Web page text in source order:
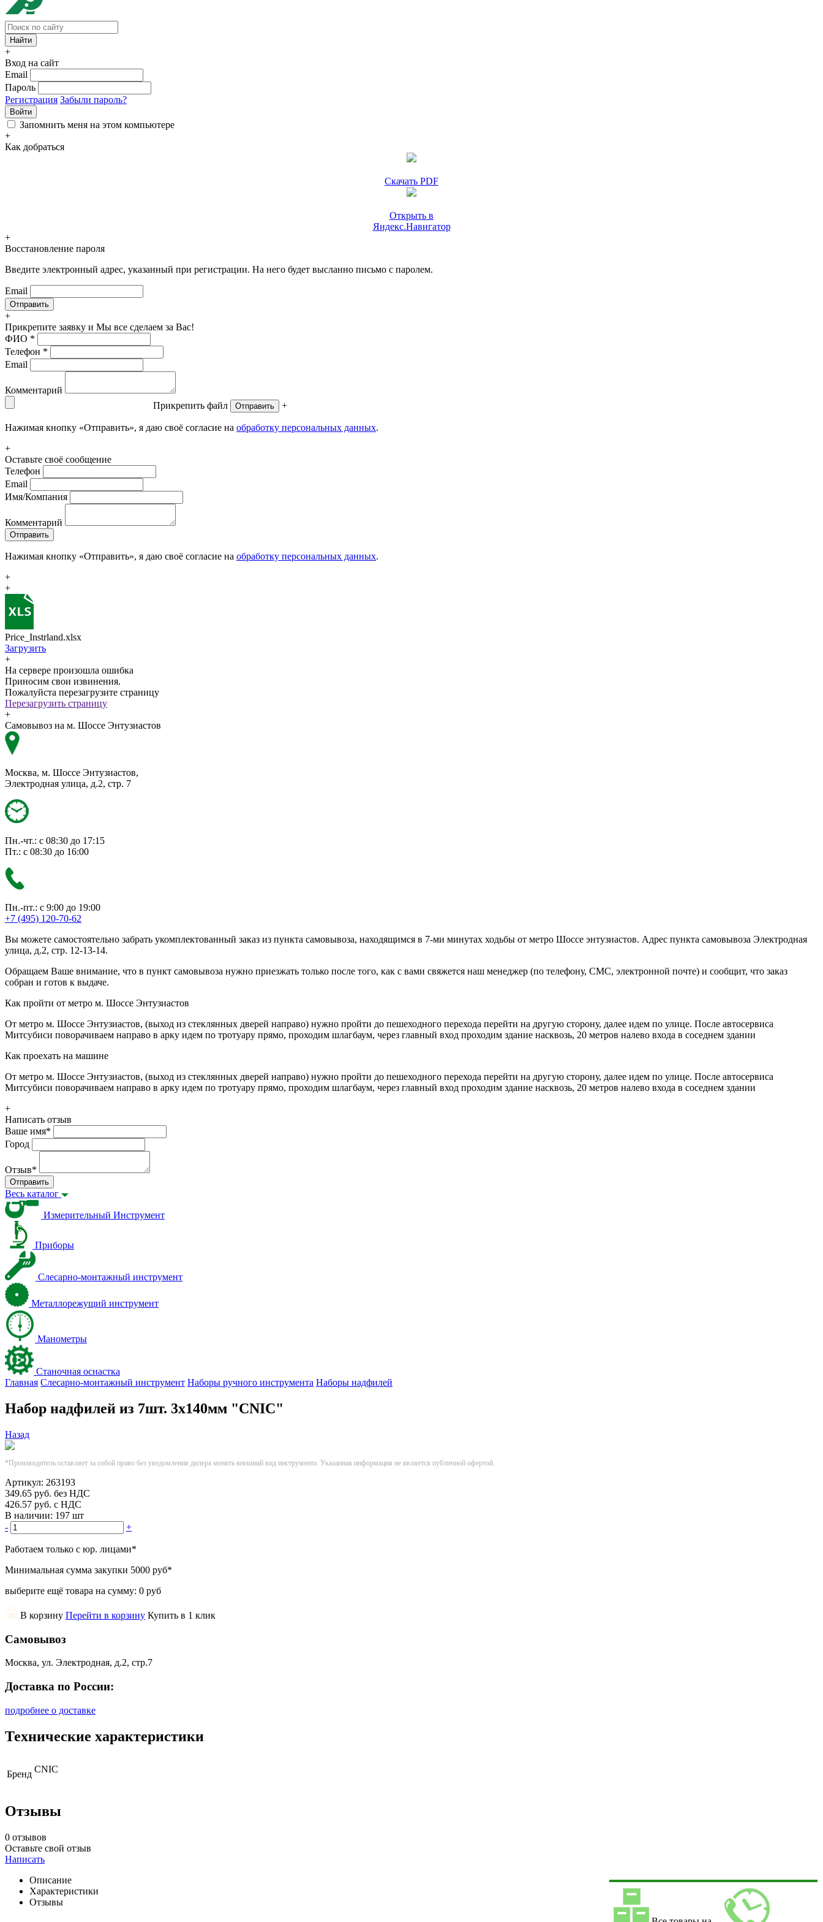
+
Вход на сайт
Email
Пароль
Регистрация Забыли пароль?
Войти
Запомнить меня на этом компьютере
+
Как добраться
Скачать PDF
Открыть в
Яндекс.Навигатор
+
Восстановление пароля
Введите электронный адрес, указанный при регистрации. На него будет высланно письмо с паролем.
Email
+
Прикрепите заявку и Мы все сделаем за Вас!
ФИО *
Телефон *
Email
Комментарий
Прикрепить файл
Отправить +
Нажимая кнопку «Отправить», я даю своё согласие на обработку персональных данных.
+
Оставьте своё сообщение
Телефон
Email
Имя/Компания
Комментарий
Отправить
Нажимая кнопку «Отправить», я даю своё согласие на обработку персональных данных.
+
+
Price_Instrland.xlsx
Загрузить
+
На сервере произошла ошибка
Приносим свои извинения.
Пожалуйста перезагрузите страницу
Перезагрузить страницу
+
Самовывоз на м. Шоссе Энтузиастов
Москва, м. Шоссе Энтузиастов,
Электродная улица, д.2, стр. 7
Пн.-чт.: с 08:30 до 17:15
Пт.: с 08:30 до 16:00
Пн.-пт.: с 9:00 до 19:00
+7 (495) 120-70-62
Вы можете самостоятельно забрать укомплектованный заказ из пункта самовывоза, находящимся в 7-ми минутах ходьбы от метро Шоссе энтузиастов. Адрес пункта самовывоза Электродная
улица, д.2, стр. 12-13-14.
Обращаем Ваше внимание, что в пункт самовывоза нужно приезжать только после того, как с вами свяжется наш менеджер (по телефону, СМС, электронной почте) и сообщит, что заказ
собран и готов к выдаче.
Как пройти от метро м. Шоссе Энтузиастов
От метро м. Шоссе Энтузиастов, (выход из стеклянных дверей направо) нужно пройти до пешеходного перехода перейти на другую сторону, далее идем по улице. После автосервиса
Митсубиси поворачиваем направо в арку идем по тротуару прямо, проходим шлагбаум, через главный вход проходим здание насквозь, 20 метров налево входа в соседнем здании
Как проехать на машине
От метро м. Шоссе Энтузиастов, (выход из стеклянных дверей направо) нужно пройти до пешеходного перехода перейти на другую сторону, далее идем по улице. После автосервиса
Митсубиси поворачиваем направо в арку идем по тротуару прямо, проходим шлагбаум, через главный вход проходим здание насквозь, 20 метров налево входа в соседнем здании
+
Написать отзыв
Ваше имя*
Город
Отзыв*
Отправить
Весь каталог
Измерительный Инструмент
Приборы
Слесарно-монтажный инструмент
Металлорежущий инструмент
Манометры
Станочная оснастка
Главная Слесарно-монтажный инструмент Наборы ручного инструмента Наборы надфилей
Набор надфилей из 7шт. 3х140мм "CNIC"
Назад
*Производитель оставляет за собой право без уведомления дилера менять внешний вид инструмента. Указанная информация не является публичной офертой.
Артикул: 263193
349.65 руб. без НДС
426.57 руб. с НДС
В наличии: 197 шт
-
+
Работаем только с юр. лицами*
Минимальная сумма закупки 5000 руб*
выберите ещё товара на сумму: 0 руб
В корзину Перейти в корзину Купить в 1 клик
Самовывоз
Москва, ул. Электродная, д.2, стр.7
Доставка по России:
подробнее о доставке
Технические характеристики
Бренд CNIC
Отзывы
0 отзывов
Оставьте свой отзыв
Написать
Описание
Характеристики
Отзывы